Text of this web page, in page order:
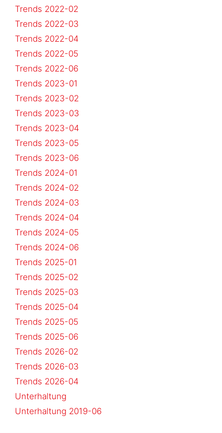
Trends 2022-02
Trends 2022-03
Trends 2022-04
Trends 2022-05
Trends 2022-06
Trends 2023-01
Trends 2023-02
Trends 2023-03
Trends 2023-04
Trends 2023-05
Trends 2023-06
Trends 2024-01
Trends 2024-02
Trends 2024-03
Trends 2024-04
Trends 2024-05
Trends 2024-06
Trends 2025-01
Trends 2025-02
Trends 2025-03
Trends 2025-04
Trends 2025-05
Trends 2025-06
Trends 2026-02
Trends 2026-03
Trends 2026-04
Unterhaltung
Unterhaltung 2019-06